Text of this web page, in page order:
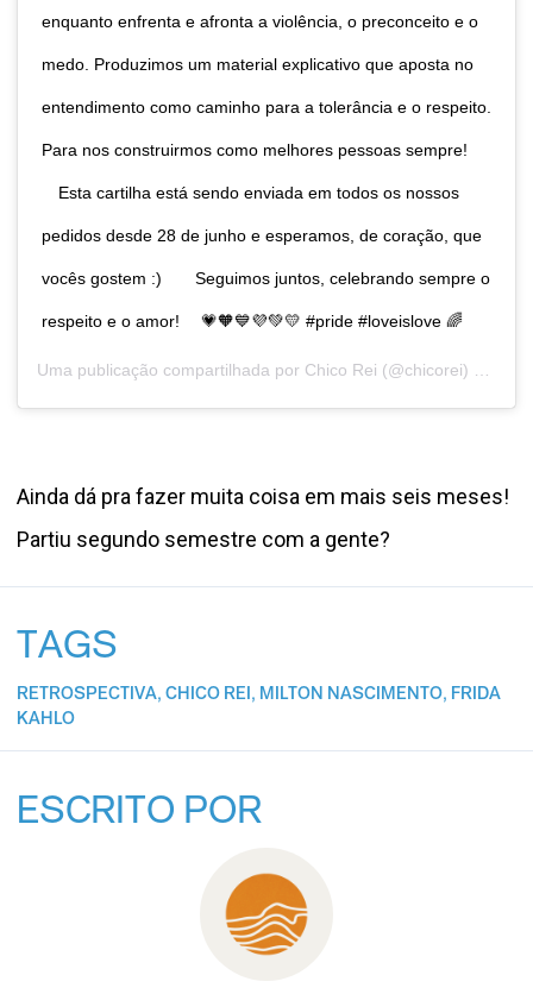
enquanto enfrenta e afronta a violência, o preconceito e o
medo. Produzimos um material explicativo que aposta no
entendimento como caminho para a tolerância e o respeito.
Para nos construirmos como melhores pessoas sempre! ⠀
⠀ Esta cartilha está sendo enviada em todos os nossos
pedidos desde 28 de junho e esperamos, de coração, que
vocês gostem :)⠀ ⠀ Seguimos juntos, celebrando sempre o
respeito e o amor! ⠀ 💗🧡💙💜💚💛 #pride #loveislove 🌈⠀
Uma publicação compartilhada por Chico Rei (@chicorei) em
Ainda dá pra fazer muita coisa em mais seis meses!
Partiu segundo semestre com a gente?
TAGS
RETROSPECTIVA, CHICO REI, MILTON NASCIMENTO, FRIDA
KAHLO
ESCRITO POR